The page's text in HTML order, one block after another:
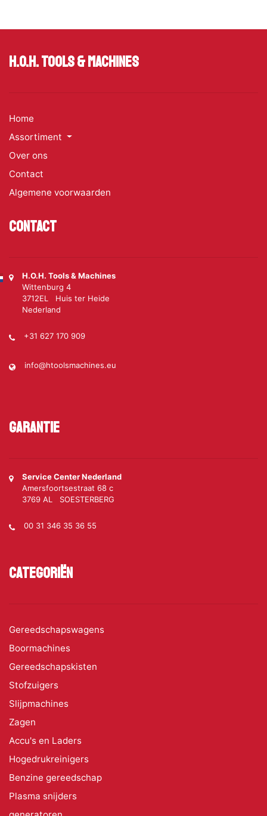
H.O.H. Tools & Machines
Home
Assortiment
Over ons
Contact
Algemene voorwaarden
Contact
H.O.H. Tools & Machines
Wittenburg 4
3712EL Huis ter Heide
Nederland
+31 627 170 909
info@htoolsmachines.eu
Garantie
Service Center Nederland
Amersfoortsestraat 68 c
3769 AL SOESTERBERG
00 31 346 35 36 55
Categoriën
Gereedschapswagens
Boormachines
Gereedschapskisten
Stofzuigers
Slijpmachines
Zagen
Accu's en Laders
Hogedrukreinigers
Benzine gereedschap
Plasma snijders